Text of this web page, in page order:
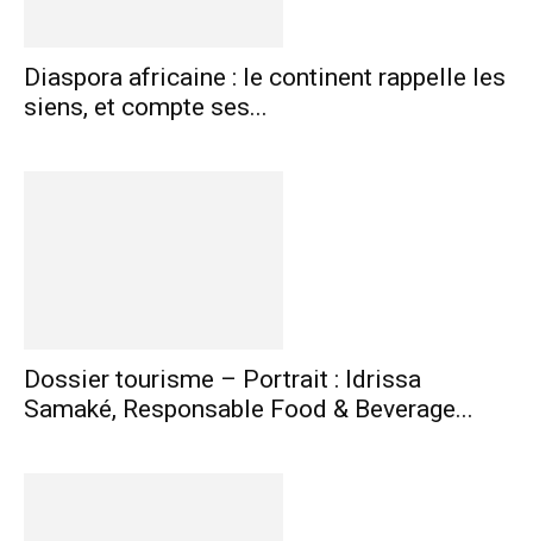
Diaspora africaine : le continent rappelle les
siens, et compte ses...
Dossier tourisme – Portrait : Idrissa
Samaké, Responsable Food & Beverage...